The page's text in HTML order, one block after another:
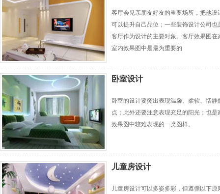
客厅会见亲朋友好友的重要场所，把他设
可以提升自己品位；一些装饰设计公司也
客厅作为设计的主要对象。客厅效果图在
室内效果图中是最为重要的
卧室设计
卧室的设计要突出表现温馨、柔软、恬静
点；此外还要注意表现充足的阳光；也是
效果图中较难表现的一类图样。
儿童房设计
儿童房设计可以多姿多彩，但遵循以下原